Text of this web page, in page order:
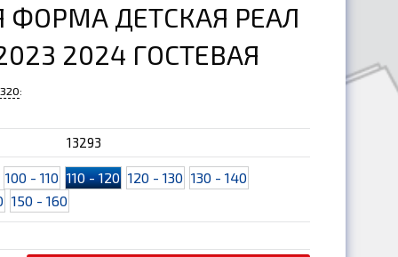
ФОРМА ДЕТСКАЯ РЕАЛ
2024 ГОСТЕВАЯ
:
13293
100 - 110 110 - 120 120 - 130 130 - 140
150 - 160